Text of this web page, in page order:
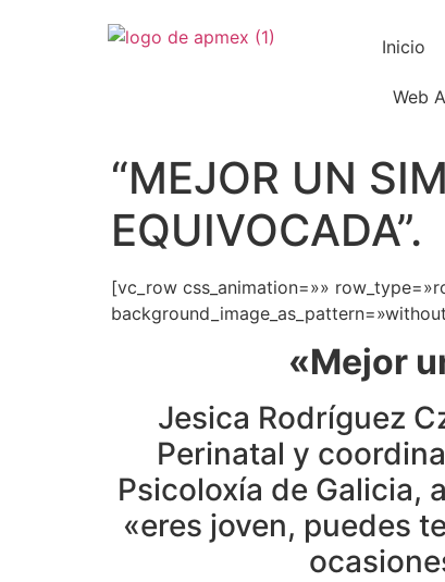
Inicio
Web
“MEJOR UN
EQUIVOCADA”.
[vc_row css_animation=»»
«Mejor
Jesica Rodríguez
Perinatal y
Psicoloxía de Galicia,
«eres joven, puedes